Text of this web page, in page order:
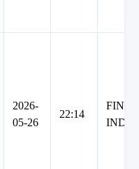
2026-
05-26
22:14